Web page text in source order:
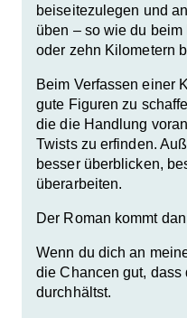
beiseitezulegen und
üben – so wie du
oder zehn Kilometern
Beim Verfassen einer
gute Figuren zu
die die Handlung
Twists zu erfinden.
besser überblicken,
überarbeiten.
Der Roman kommt
Wenn du dich an
die Chancen gut, dass
durchhältst.